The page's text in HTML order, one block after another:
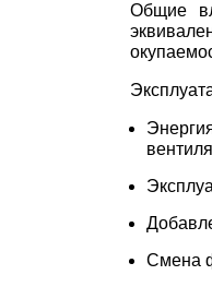
Общие
Смена